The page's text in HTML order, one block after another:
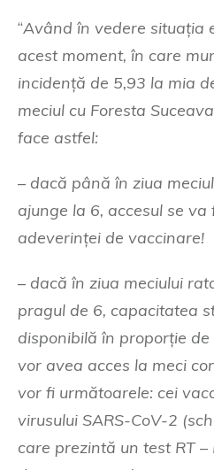
“Având în vedere situația
acest moment, în care
incidență de 5,93 la mia
meciul cu Foresta
face astfel:
– dacă până în ziua
ajunge la 6, accesul se
adeverinței de vaccinare!
– dacă în ziua meciului
pragul de 6, capacitatea
disponibilă în proporție
vor avea acces la meci
vor fi următoarele: cei
virusului SARS-CoV-2
care prezintă un test RT –